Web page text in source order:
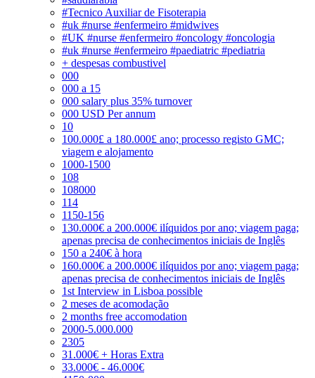
#Tecnico Auxiliar de Fisoterapia
#uk #nurse #enfermeiro #midwives
#UK #nurse #enfermeiro #oncology #oncologia
#uk #nurse #enfermeiro #paediatric #pediatria
+ despesas combustivel
000
000 a 15
000 salary plus 35% turnover
000 USD Per annum
10
100.000£ a 180.000£ ano; processo registo GMC;
viagem e alojamento
1000-1500
108
108000
114
1150-156
130.000€ a 200.000€ ilíquidos por ano; viagem paga;
apenas precisa de conhecimentos iniciais de Inglês
150 a 240€ à hora
160.000€ a 200.000€ ilíquidos por ano; viagem paga;
apenas precisa de conhecimentos iniciais de Inglês
1st Interview in Lisboa possible
2 meses de acomodação
2 months free accomodation
2000-5.000.000
2305
31.000€ + Horas Extra
33.000€ - 46.000€